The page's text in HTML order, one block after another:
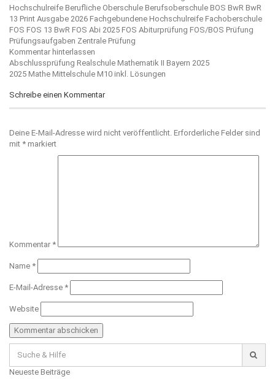
Hochschulreife Berufliche Oberschule Berufsoberschule BOS BwR BwR
13 Print Ausgabe 2026 Fachgebundene Hochschulreife Fachoberschule
FOS FOS 13 BwR FOS Abi 2025 FOS Abiturprüfung FOS/BOS Prüfung
Prüfungsaufgaben Zentrale Prüfung
Kommentar hinterlassen
Beitragsnavigation
Abschlussprüfung Realschule Mathematik II Bayern 2025
2025 Mathe Mittelschule M10 inkl. Lösungen
Schreibe einen Kommentar
Deine E-Mail-Adresse wird nicht veröffentlicht. Erforderliche Felder sind
mit * markiert
Kommentar *
Name *
E-Mail-Adresse *
Website
für:
Neueste Beiträge